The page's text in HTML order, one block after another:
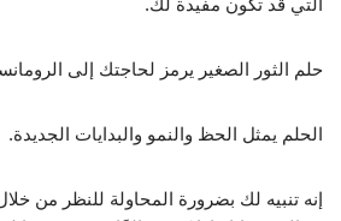
التي قد تكون مفيدة لك.
حلم الثور الصغير يرمز لحاجتك إلى
الحلم يمثل الحظ والنمو والبدايات الجديدة.
إنه تنبيه لك بضرورة المحاولة للنظر من